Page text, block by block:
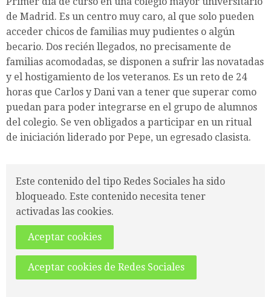
de Madrid. Es un centro muy caro, al que solo pueden
acceder chicos de familias muy pudientes o algún
becario. Dos recién llegados, no precisamente de
familias acomodadas, se disponen a sufrir las novatadas
y el hostigamiento de los veteranos. Es un reto de 24
horas que Carlos y Dani van a tener que superar como
puedan para poder integrarse en el grupo de alumnos
del colegio. Se ven obligados a participar en un ritual
de iniciación liderado por Pepe, un egresado clasista.
Este contenido del tipo Redes Sociales ha sido
bloqueado. Este contenido necesita tener
activadas las cookies.
Aceptar cookies
Aceptar cookies de Redes Sociales